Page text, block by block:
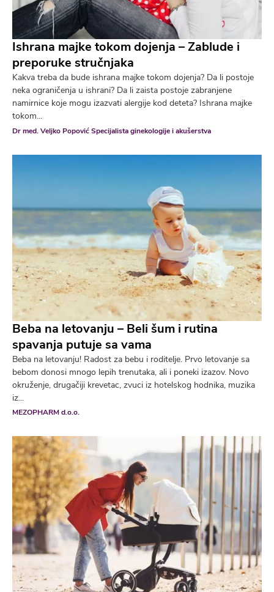
Ishrana majke tokom dojenja – Zablude i
preporuke stručnjaka
Kakva treba da bude ishrana majke tokom dojenja? Da li postoje
neka ograničenja u ishrani? Da li zaista postoje zabranjene
namirnice koje mogu izazvati alergije kod deteta? Ishrana majke
tokom...
Dr med. Veljko Popović Specijalista ginekologije i akušerstva
Beba na letovanju – Beli šum i rutina
spavanja putuje sa vama
Beba na letovanju! Radost za bebu i roditelje. Prvo letovanje sa
bebom donosi mnogo lepih trenutaka, ali i poneki izazov. Novo
okruženje, drugačiji krevetac, zvuci iz hotelskog hodnika, muzika
iz...
MEZOPHARM d.o.o.